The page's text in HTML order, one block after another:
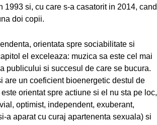
si, cu care s-a casatorit in 2014, cand
doi copii.
orientata spre sociabilitate si
el exceleaza: muzica sa este cel mai
publicului si succesul de care se bucura.
are un coeficient bioenergetic destul de
orientat spre actiune si el nu sta pe loc,
optimist, independent, exuberant,
a aparat cu curaj apartenenta sexuala) si